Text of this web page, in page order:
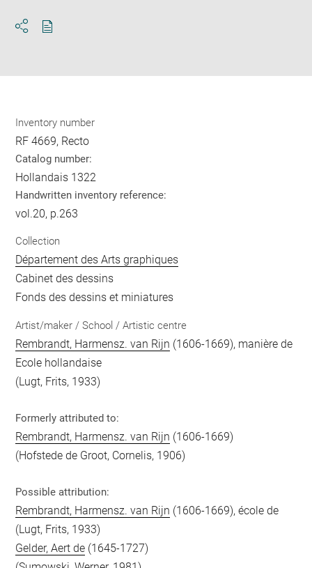
Inventory number
RF 4669, Recto
Catalog number:
Hollandais 1322
Handwritten inventory reference:
vol.20, p.263
Collection
Département des Arts graphiques
Cabinet des dessins
Fonds des dessins et miniatures
Artist/maker / School / Artistic centre
Rembrandt, Harmensz. van Rijn (1606-1669), manière de
Ecole hollandaise
(Lugt, Frits, 1933)
Formerly attributed to:
Rembrandt, Harmensz. van Rijn (1606-1669)
(Hofstede de Groot, Cornelis, 1906)
Possible attribution:
Rembrandt, Harmensz. van Rijn (1606-1669), école de
(Lugt, Frits, 1933)
Gelder, Aert de (1645-1727)